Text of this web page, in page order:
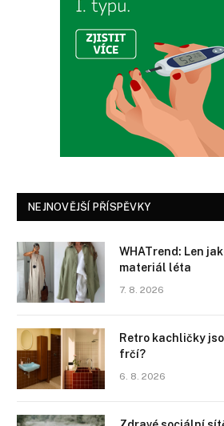
NEJNOVĚJŠÍ PŘÍSPĚVKY
WHATrend: Len
materiál léta
7. 8. 2026
Retro kachličky
frčí?
6. 8. 2026